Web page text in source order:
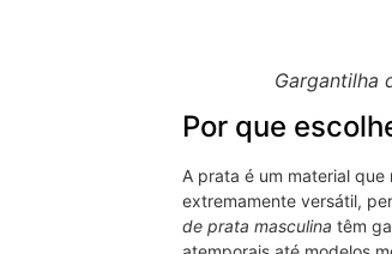
Gargantilha
Por que
A prata é um material
extremamente versátil,
de prata masculina têm